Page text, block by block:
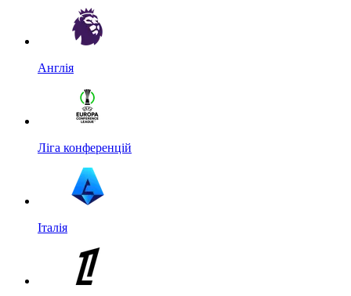
Англія
Ліга конференцій
Італія